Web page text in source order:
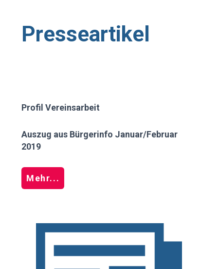
Presseartikel
Profil Vereinsarbeit
Auszug aus Bürgerinfo Januar/Februar
2019
Mehr...